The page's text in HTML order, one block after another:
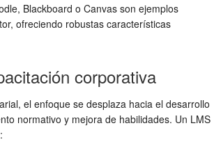
Blackboard o Canvas son ejemplos
ofreciendo robustas características
corporativa
el enfoque se desplaza hacia el desarrollo
normativo y mejora de habilidades. Un LMS